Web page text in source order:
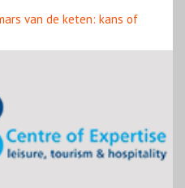
van de keten: kans of